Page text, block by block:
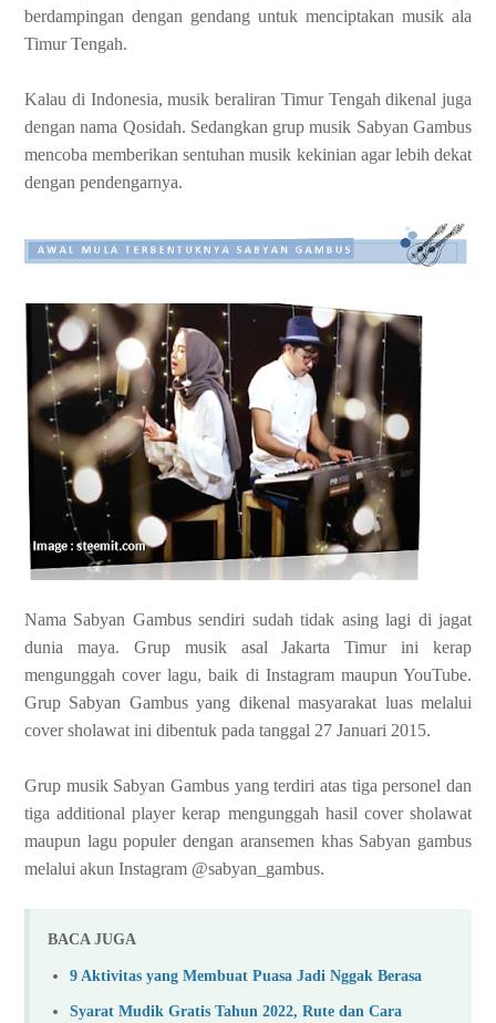
berdampingan dengan gendang untuk menciptakan musik ala
Timur Tengah.
Kalau di Indonesia, musik beraliran Timur Tengah dikenal juga
dengan nama Qosidah. Sedangkan grup musik Sabyan Gambus
mencoba memberikan sentuhan musik kekinian agar lebih dekat
dengan pendengarnya.
Nama Sabyan Gambus sendiri sudah tidak asing lagi di jagat
dunia maya. Grup musik asal Jakarta Timur ini kerap
mengunggah cover lagu, baik di Instagram maupun YouTube.
Grup Sabyan Gambus yang dikenal masyarakat luas melalui
cover sholawat ini dibentuk pada tanggal 27 Januari 2015.
Grup musik Sabyan Gambus yang terdiri atas tiga personel dan
tiga additional player kerap mengunggah hasil cover sholawat
maupun lagu populer dengan aransemen khas Sabyan gambus
melalui akun Instagram @sabyan_gambus.
BACA JUGA
9 Aktivitas yang Membuat Puasa Jadi Nggak Berasa
Syarat Mudik Gratis Tahun 2022, Rute dan Cara